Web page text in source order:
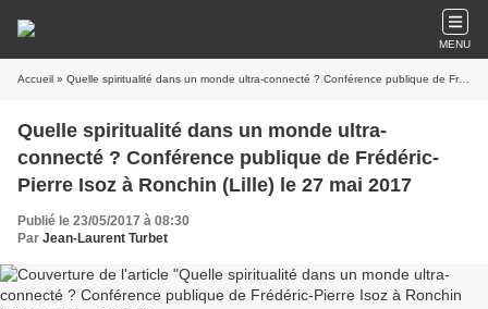
MENU
Accueil » Quelle spiritualité dans un monde ultra-connecté ? Conférence publique de Frédéric-Pierre Isoz à Ronchin (Lille) le 27 mai 2017
Quelle spiritualité dans un monde ultra-
connecté ? Conférence publique de Frédéric-
Pierre Isoz à Ronchin (Lille) le 27 mai 2017
Publié le 23/05/2017 à 08:30
Par Jean-Laurent Turbet